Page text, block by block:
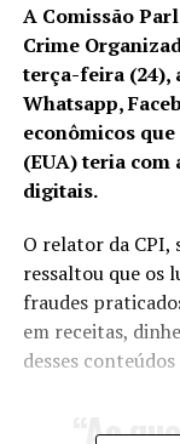
A Comissão
Crime
terça-feira (24),
Whatsapp,
econômicos
(EUA) teria
digitais.
O relator da CPI,
ressaltou que os
fraudes
em receitas,
desses
“Ao